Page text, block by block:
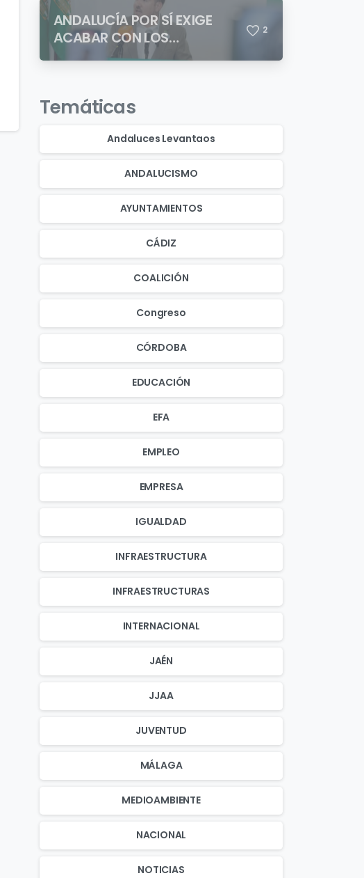
ANDALUCÍA POR SÍ EXIGE
ACABAR CON LOS
ASENTAMIENTOS
2
Temáticas
Andaluces Levantaos
ANDALUCISMO
AYUNTAMIENTOS
CÁDIZ
COALICIÓN
Congreso
CÓRDOBA
EDUCACIÓN
EFA
EMPLEO
EMPRESA
IGUALDAD
INFRAESTRUCTURA
INFRAESTRUCTURAS
INTERNACIONAL
JAÉN
JJAA
JUVENTUD
MÁLAGA
MEDIOAMBIENTE
NACIONAL
NOTICIAS